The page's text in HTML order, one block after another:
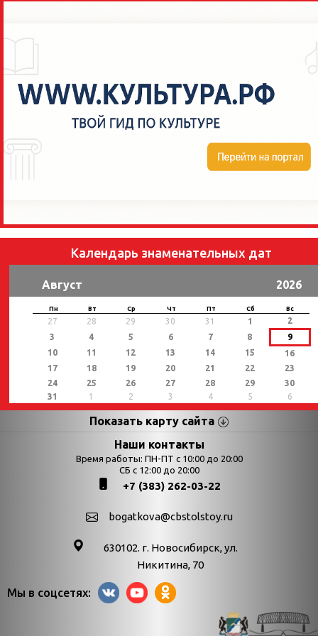
Календарь знаменательных дат
Август 2026
Пн Вт Ср Чт Пт Сб Вс
27 28 29 30 31 1
2
3
4 5 6 7 8
9
10
11 12 13 14 15
16
17
18 19 20 21 22
23
24
25 26 27 28 29
30
31
1 2 3 4 5 6
Показать карту сайта
Страницы Категории
Календарь
Богатков
Выставки
День в истории
День в истории.
День в истории.
Декабрь
Наши контакты
Время работы: ПН-ПТ с 10:00 до 20:00
СБ с 12:00 до 20:00
+7 (383) 262-03-22
bogatkova@cbstolstoy.ru
630102. г. Новосибирск, ул.
Никитина, 70
Мы в соцсетях: